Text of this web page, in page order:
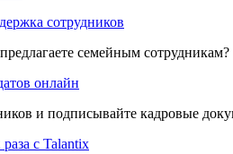
сотрудников
семейным сотрудникам?
онлайн
и подписывайте кадровые
с Talantix